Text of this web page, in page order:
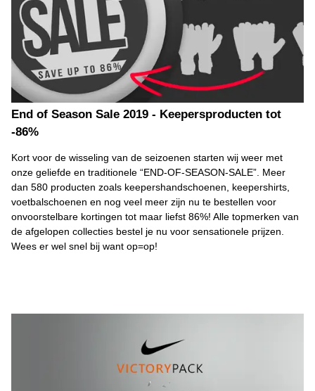
End of Season Sale 2019 - Keepersproducten tot
-86%
Kort voor de wisseling van de seizoenen starten wij weer met
onze geliefde en traditionele “END-OF-SEASON-SALE”. Meer
dan 580 producten zoals keepershandschoenen, keepershirts,
voetbalschoenen en nog veel meer zijn nu te bestellen voor
onvoorstelbare kortingen tot maar liefst 86%! Alle topmerken van
de afgelopen collecties bestel je nu voor sensationele prijzen.
Wees er wel snel bij want op=op!